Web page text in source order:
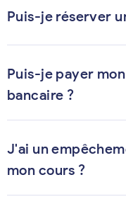
Puis-je réserver
Puis-je payer
bancaire ?
J'ai un
mon cours ?